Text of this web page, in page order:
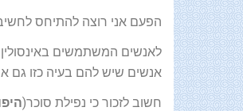
הפעם אני רוצה להתיחס
לאנשים המשתמשים באינסולין
אנשים שיש להם בעיה כזו גם
חשוב לזכור כי נפילת סוכר(